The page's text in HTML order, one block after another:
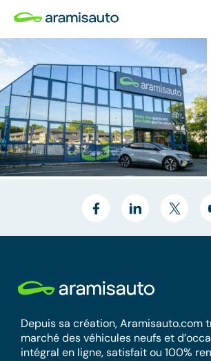
Depuis sa création, Aramisauto.com
marché des véhicules neufs et
intégral en ligne, satisfait ou 100%